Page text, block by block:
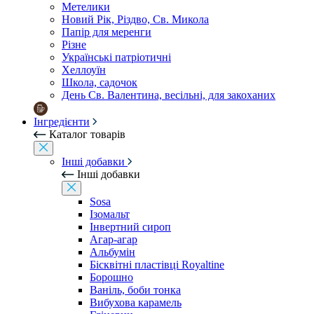
Метелики
Новий Рік, Різдво, Св. Микола
Папір для меренги
Різне
Українські патріотичні
Хеллоуїн
Школа, садочок
День Св. Валентина, весільні, для закоханих
Інгредієнти
Каталог товарів
Інші добавки
Інші добавки
Sosa
Ізомальт
Інвертний сироп
Агар-агар
Альбумін
Бісквітні пластівці Royaltine
Борошно
Ваніль, боби тонка
Вибухова карамель